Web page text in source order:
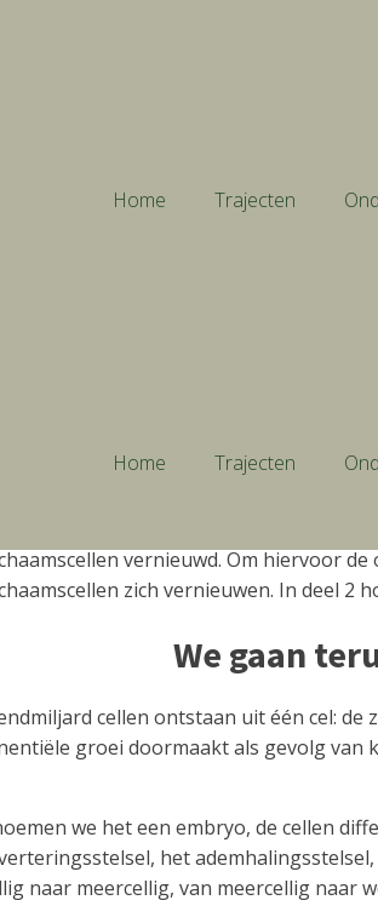
Home Trajecten
Home Trajecten
vernieuwd. Om hiervoor
zich vernieuwen. In deel 2
We gaan
cellen ontstaan uit één cel: de
groei doormaakt als gevolg van
we het een embryo, de cellen
het
naar meercellig, van meercellig naar